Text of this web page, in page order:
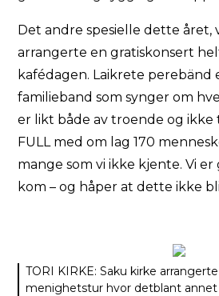
Det andre spesielle dette året,
arrangerte en gratiskonsert
kafédagen. Laikrete perebänd
familieband som synger om
er likt både av troende og ikke
FULL med om lag 170
mange som vi ikke kjente. Vi
kom – og håper at dette ikke
TORI KIRKE: Saku kirke
menighetstur hvor detblant